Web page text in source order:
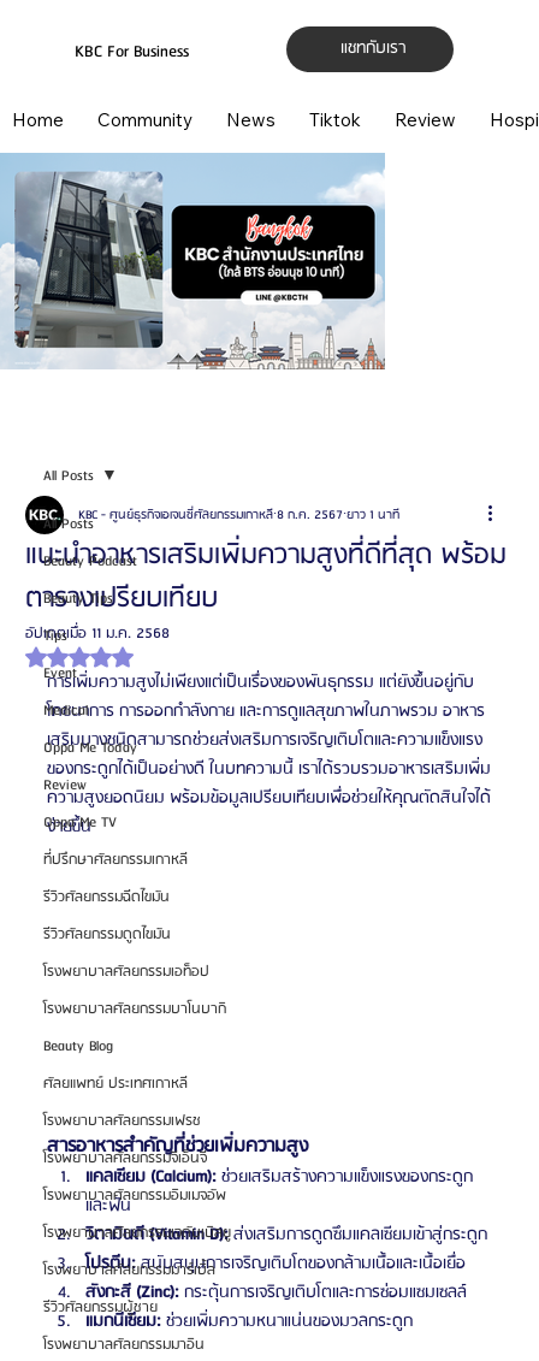
แชทกับเรา
KBC For Business
Home Community News Tiktok Review
All Posts
Beauty Podcast
Beauty Tips
Tips
Event
Medical
Oppa Me Today
Review
Oppa Me TV
ที่ปรึกษาศัลยกรรมเกาหลี
รีวิวศัลยกรรมฉีดไขมัน
รีวิวศัลยกรรมดูดไขมัน
โรงพยาบาลศัลยกรรมเอท็อป
โรงพยาบาลศัลยกรรมบาโนบากิ
Beauty Blog
ศัลยแพทย์ ประเทศเกาหลี
โรงพยาบาลศัลยกรรมเฟรช
โรงพยาบาลศัลยกรรมจีเอ็นจี
โรงพยาบาลศัลยกรรมอิมเมจอัพ
โรงพยาบาลศัลยกรรมเจดับเบิลยู
โรงพยาบาลศัลยกรรมมาร์เบิ้ล
รีวิวศัลยกรรมผู้ชาย
โรงพยาบาลศัลยกรรมมาอิน
All Posts
แนะนำอาหารเสริมเพิ่มความสูงที่ดีที่สุด พร้อม
ตารางเปรียบเทียบ
KBC - ศูนย์ธุรกิจเอเจนซี่ศัลยกรรมเกาหลี8 ก.ค. 2567 ยาว 1 นาที
อัปเดตเมื่อ 11 ม.ค. 2568
ได้รับ NaN เต็ม 5 ดาว
การเพิ่มความสูงไม่เพียงแต่เป็นเรื่องของพันธุกรรม แต่ยังขึ้นอยู่กับ
โภชนาการ การออกกำลังกาย และการดูแลสุขภาพในภาพรวม อาหาร
เสริมบางชนิดสามารถช่วยส่งเสริมการเจริญเติบโตและความแข็งแรง
ของกระดูกได้เป็นอย่างดี ในบทความนี้ เราได้รวบรวมอาหารเสริมเพิ่ม
ความสูงยอดนิยม พร้อมข้อมูลเปรียบเทียบเพื่อช่วยให้คุณตัดสินใจได้
ง่ายขึ้น
สารอาหารสำคัญที่ช่วยเพิ่มความสูง
แคลเซียม (Calcium): ช่วยเสริมสร้างความแข็งแรงของกระดูก
และฟัน
วิตามินดี (Vitamin D): ส่งเสริมการดูดซึมแคลเซียมเข้าสู่กระดูก
โปรตีน: สนับสนุนการเจริญเติบโตของกล้ามเนื้อและเนื้อเยื่อ
สังกะสี (Zinc): กระตุ้นการเจริญเติบโตและการซ่อมแซมเซลล์
แมกนีเซียม: ช่วยเพิ่มความหนาแน่นของมวลกระดูก